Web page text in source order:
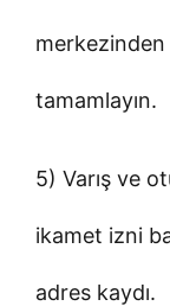
merkezinden
tamamlayın.
5) Varış ve
ikamet izni
adres kaydı.